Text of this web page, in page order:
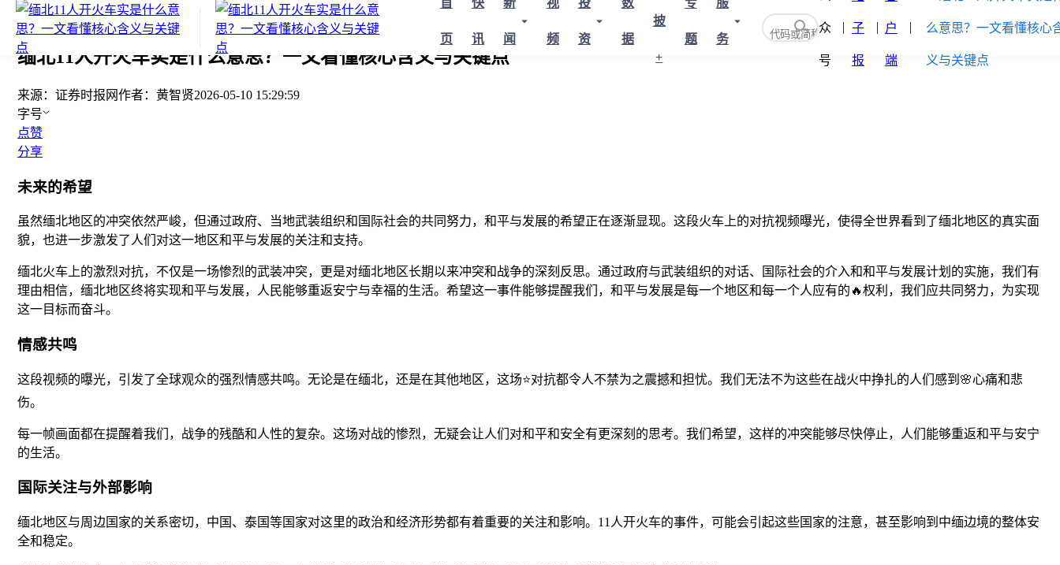
首
页
快
讯
新
闻
视
频
投
资
数
据
披
+
专
题
服
务
众
号
子
报
户
端
您当前的位置：证券时报>要闻 正文
缅北11人开火车实是什么意思？一文看懂核心含义与关键点
来源： 证券时报网作者： 黄智贤2026-05-10 15:29:59
字号
点赞
分享
未来的希望
虽然缅北地区的冲突依然严峻，但通过政府、当地武装组织和国际社会的共同努力，和平与发展的希望正在逐渐显现。这段火车上的对抗视频曝光，使得全世界看到了缅北地区的真实面
貌，也进一步激发了人们对这一地区和平与发展的关注和支持。
缅北火车上的激烈对抗，不仅是一场惨烈的武装冲突，更是对缅北地区长期以来冲突和战争的深刻反思。通过政府与武装组织的对话、国际社会的介入和和平与发展计划的实施，我们有
理由相信，缅北地区终将实现和平与发展，人民能够重返安宁与幸福的生活。希望这一事件能够提醒我们，和平与发展是每一个地区和每一个人应有的🔥权利，我们应共同努力，为实现
这一目标而奋斗。
情感共鸣
这段视频的曝光，引发了全球观众的强烈情感共鸣。无论是在缅北，还是在其他地区，这场⭐对抗都令人不禁为之震撼和担忧。我们无法不为这些在战火中挣扎的人们感到🌸心痛和悲
伤。
每一帧画面都在提醒着我们，战争的残酷和人性的复杂。这场对战的惨烈，无疑会让人们对和平和安全有更深刻的思考。我们希望，这样的冲突能够尽快停止，人们能够重返和平与安宁
的生活。
国际关注与外部影响
缅北地区与周边国家的关系密切，中国、泰国等国家对这里的政治和经济形势都有着重要的关注和影响。11人开火车的事件，可能会引起这些国家的注意，甚至影响到中缅边境的整体安
全和稳定。